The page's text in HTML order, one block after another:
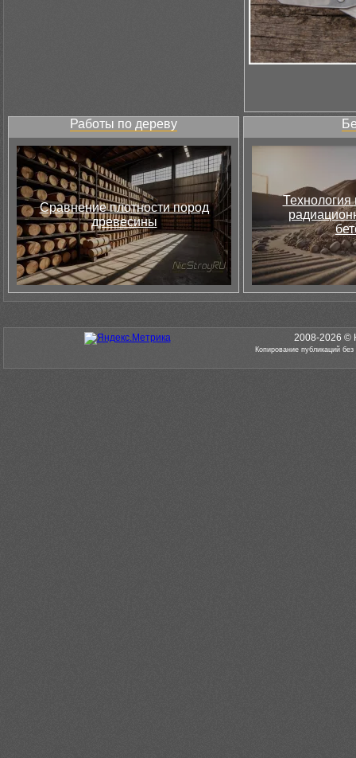
Работы по дереву
Сравнение плотности пород
древесины
Технология
2008-2026 ©
Копирование публикаций